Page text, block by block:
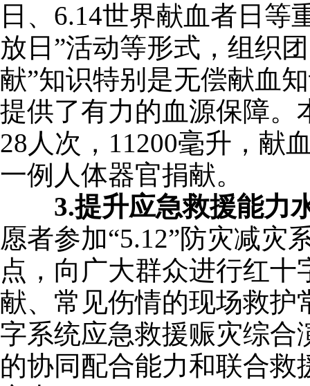
日、6.14世界献血者日等
放日”活动等形式，组织
献”知识特别是无偿献血
提供了有力的血源保障。
28人次，11200毫升，献
一例人体器官捐献。
3.提升应急救援能力
愿者参加“5.12”防灾减灾
点，向广大群众进行红
献、常见伤情的现场救
字系统应急救援赈灾综
的协同配合能力和联合